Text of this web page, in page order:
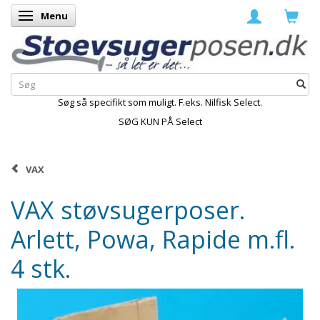
Skifte navigation
Menu
Søg så specifikt som muligt. F.eks. Nilfisk Select.
SØG KUN PÅ Select
VAX
VAX støvsugerposer.
Arlett, Powa, Rapide m.fl.
4 stk.